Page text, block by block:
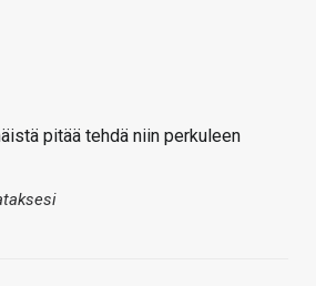
pitää tehdä niin perkuleen